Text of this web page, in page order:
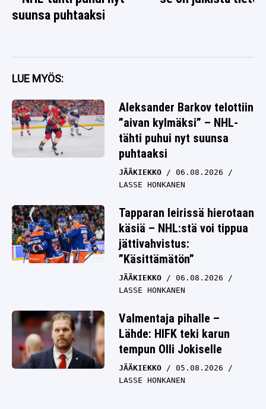
suunsa puhtaaksi
LUE MYÖS:
Aleksander Barkov telottiin
”aivan kylmäksi” – NHL-
tähti puhui nyt suunsa
puhtaaksi
JÄÄKIEKKO
06.08.2026
LASSE HONKANEN
Tapparan leirissä hierotaan
käsiä – NHL:stä voi tippua
jättivahvistus:
”Käsittämätön”
JÄÄKIEKKO
06.08.2026
LASSE HONKANEN
Valmentaja pihalle –
Lähde: HIFK teki karun
tempun Olli Jokiselle
JÄÄKIEKKO
05.08.2026
LASSE HONKANEN